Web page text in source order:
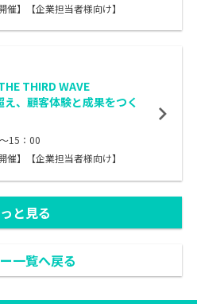
催】【企業担当者様向け】
THIRD WAVE
、顧客体験と成果をつく
15：00
催】【企業担当者様向け】
と見る
一覧へ戻る